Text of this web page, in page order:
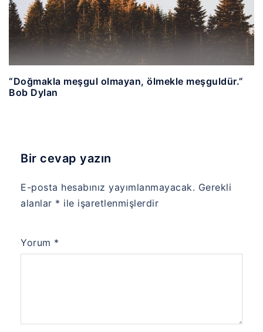
“Doğmakla meşgul olmayan, ölmekle meşguldür.”
Bob Dylan
Bir cevap yazın
E-posta hesabınız yayımlanmayacak. Gerekli
alanlar * ile işaretlenmişlerdir
Yorum *